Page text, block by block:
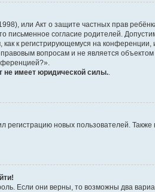
или Акт о защите частных прав
письменное согласие родителей.
к регистрирующемуся на
вопросам и не является
не имеет юридической силы..
новых пользователей.
Если они верны, то возможны два